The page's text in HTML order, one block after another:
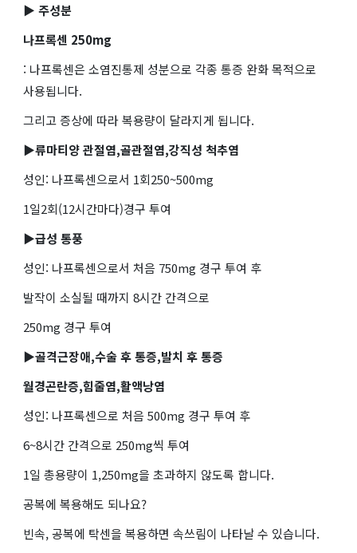
▶ 주성분
나프록센 250mg
: 나프록센은 소염진통제 성분으로 각종 통증 완화 목적으로
사용됩니다.
그리고 증상에 따라 복용량이 달라지게 됩니다.
▶류마티양 관절염,골관절염,강직성 척추염
성인: 나프록센으로서 1회250~500mg
1일2회(12시간마다)경구 투여
▶급성 통풍
성인: 나프록센으로서 처음 750mg 경구 투여 후
발작이 소실될 때까지 8시간 간격으로
250mg 경구 투여
▶골격근장애,수술 후 통증,발치 후 통증
월경곤란증,힘줄염,활액낭염
성인: 나프록센으로 처음 500mg 경구 투여 후
6~8시간 간격으로 250mg씩 투여
1일 총용량이 1,250mg을 초과하지 않도록 합니다.
공복에 복용해도 되나요?
빈속, 공복에 탁센을 복용하면 속쓰림이 나타날 수 있습니다.